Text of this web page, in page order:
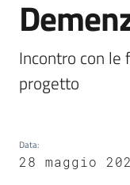
v
r
Incontro con le
progetto
Data:
28 maggio